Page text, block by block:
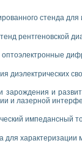
стенда
рентгеновской
оптоэлектронные
диэлектрических
зарождения и
и лазерной
импедансный
для характеризации